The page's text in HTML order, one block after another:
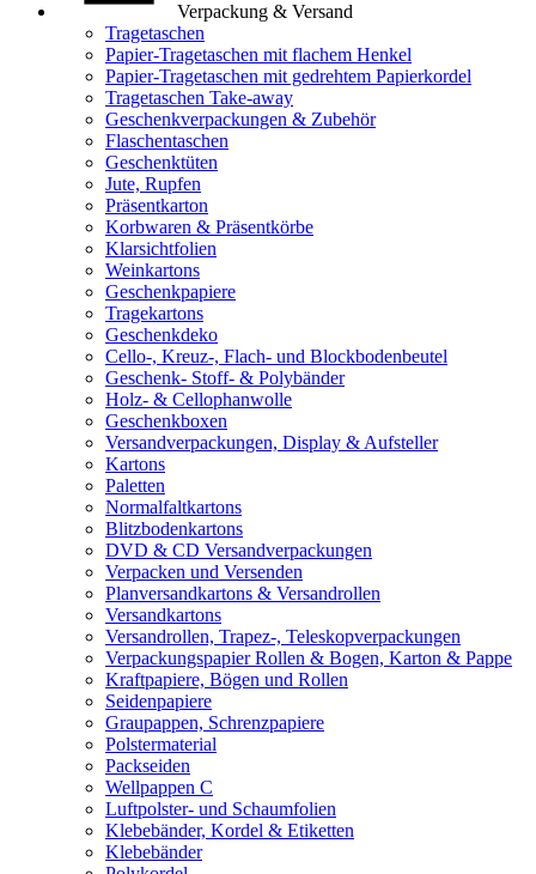
Verpackung & Versand
Tragetaschen
Papier-Tragetaschen mit flachem Henkel
Papier-Tragetaschen mit gedrehtem Papierkordel
Tragetaschen Take-away
Geschenkverpackungen & Zubehör
Flaschentaschen
Geschenktüten
Jute, Rupfen
Präsentkarton
Korbwaren & Präsentkörbe
Klarsichtfolien
Weinkartons
Geschenkpapiere
Tragekartons
Geschenkdeko
Cello-, Kreuz-, Flach- und Blockbodenbeutel
Geschenk- Stoff- & Polybänder
Holz- & Cellophanwolle
Geschenkboxen
Versandverpackungen, Display & Aufsteller
Kartons
Paletten
Normalfaltkartons
Blitzbodenkartons
DVD & CD Versandverpackungen
Verpacken und Versenden
Planversandkartons & Versandrollen
Versandkartons
Versandrollen, Trapez-, Teleskopverpackungen
Verpackungspapier Rollen & Bogen, Karton & Pappe
Kraftpapiere, Bögen und Rollen
Seidenpapiere
Graupappen, Schrenzpapiere
Polstermaterial
Packseiden
Wellpappen C
Luftpolster- und Schaumfolien
Klebebänder, Kordel & Etiketten
Klebebänder